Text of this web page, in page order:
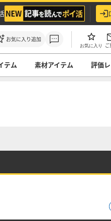
お気に入り追加
お気に入り ご
テム 素材アイテム 評価